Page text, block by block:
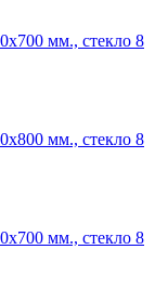
мм., стекло 8
мм., стекло 8
мм., стекло 8